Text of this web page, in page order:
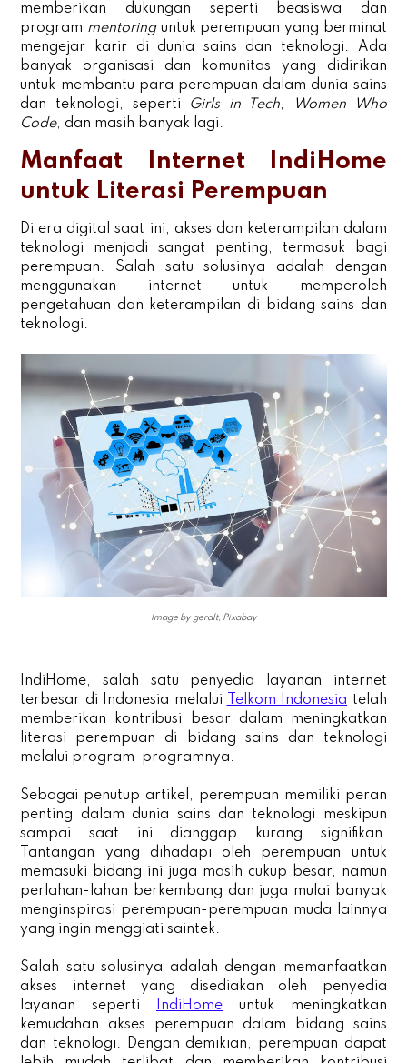
memberikan dukungan seperti beasiswa dan
program mentoringuntuk perempuan yang berminat
mengejar karir di dunia sains dan teknologi. Ada
banyak organisasi dan komunitas yang didirikan
untuk membantu para perempuan dalam dunia sains
dan teknologi, seperti Girls in Tech,
Women Who
Code, dan masih banyak lagi.
Manfaat Internet IndiHome
untuk Literasi Perempuan
Di era digital saat ini, akses dan keterampilan dalam
teknologi menjadi sangat penting, termasuk bagi
perempuan. Salah satu solusinya adalah dengan
menggunakan internet untuk memperoleh
pengetahuan dan keterampilan di bidang sains dan
teknologi.
Image by geralt, Pixabay
IndiHome, salah satu penyedia layanan internet
terbesar di Indonesia melalui
Telkom Indonesia telah
memberikan kontribusi besar dalam meningkatkan
literasi perempuan di bidang sains dan teknologi
melalui program-programnya.
Sebagai penutup artikel, perempuan memiliki peran
penting dalam dunia sains dan teknologi meskipun
sampai saat ini dianggap kurang signifikan.
Tantangan yang dihadapi oleh perempuan untuk
memasuki bidang ini juga masih cukup besar, namun
perlahan-lahan berkembang dan juga mulai banyak
menginspirasi perempuan-perempuan muda lainnya
yang ingin menggiati saintek.
Salah satu solusinya adalah dengan memanfaatkan
akses internet yang disediakan oleh penyedia
layanan seperti
IndiHome
untuk meningkatkan
kemudahan akses perempuan dalam bidang sains
dan teknologi. Dengan demikian, perempuan dapat